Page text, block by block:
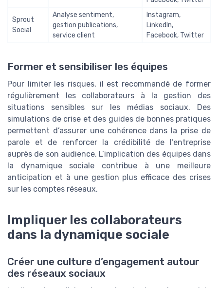
Sprout
Social
Analyse sentiment,
gestion publications,
service client
Instagram,
LinkedIn,
Facebook, Twitter
Former et sensibiliser les équipes
Pour limiter les risques, il est recommandé de former
régulièrement les collaborateurs à la gestion des
situations sensibles sur les médias sociaux. Des
simulations de crise et des guides de bonnes pratiques
permettent d’assurer une cohérence dans la prise de
parole et de renforcer la crédibilité de l’entreprise
auprès de son audience. L’implication des équipes dans
la dynamique sociale contribue à une meilleure
anticipation et à une gestion plus efficace des crises
sur les comptes réseaux.
Impliquer les collaborateurs
dans la dynamique sociale
Créer une culture d’engagement autour
des réseaux sociaux